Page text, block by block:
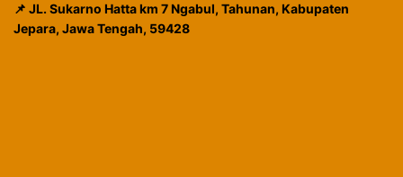
📌 JL. Sukarno Hatta km 7 Ngabul, Tahunan, Kabupaten
Jepara, Jawa Tengah, 59428